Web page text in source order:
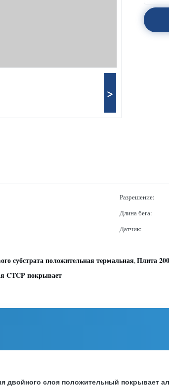
>
Разрешение:
Длина бега:
Датчик:
субстрата положительная термальная,Плита
CTCP покрывает
двойного слоя положительный покрывает